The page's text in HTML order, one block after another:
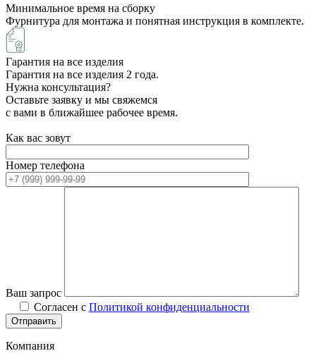
Минимальное время на сборку
Фурнитура для монтажа и понятная инструкция в комплекте.
Гарантия на все изделия
Гарантия на все изделия 2 года.
Нужна консультация?
Оставьте заявку и мы свяжемся
с вами в ближайшее рабочее время.
Как вас зовут
Номер телефона
Ваш запрос
Согласен с Политикой конфиденциальности
Компания